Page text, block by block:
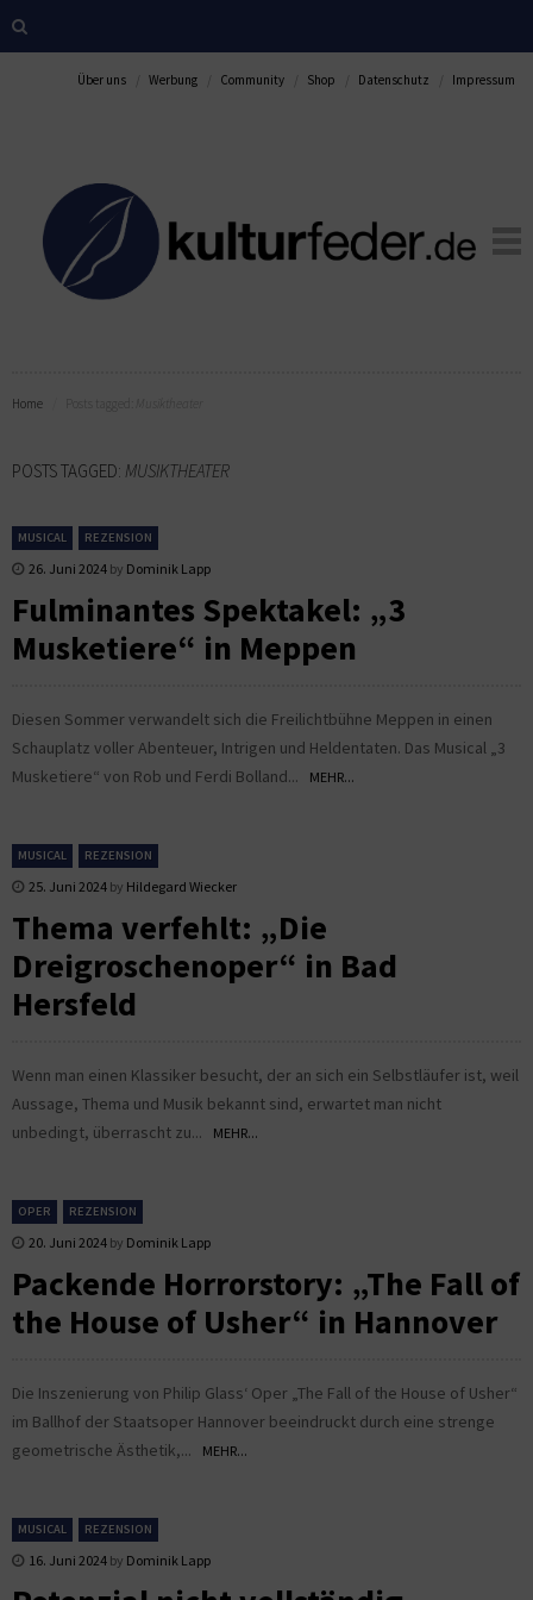
Über uns Werbung Community Shop Datenschutz Impressum
Home
POSTS TAGGED: MUSIKTHEATER
MUSICAL REZENSION
26. Juni 2024 by Dominik Lapp
Fulminantes Spektakel: „3
Musketiere“ in Meppen
Diesen Sommer verwandelt sich die Freilichtbühne Meppen in einen
Schauplatz voller Abenteuer, Intrigen und Heldentaten. Das Musical „3
Musketiere“ von Rob und Ferdi Bolland...
MEHR...
MUSICAL REZENSION
25. Juni 2024 by Hildegard Wiecker
Thema verfehlt: „Die
Dreigroschenoper“ in Bad
Hersfeld
Wenn man einen Klassiker besucht, der an sich ein Selbstläufer ist, weil
Aussage, Thema und Musik bekannt sind, erwartet man nicht
unbedingt, überrascht zu...
MEHR...
OPER REZENSION
20. Juni 2024 by Dominik Lapp
Packende Horrorstory: „The Fall of
the House of Usher“ in Hannover
Die Inszenierung von Philip Glass‘ Oper „The Fall of the House of Usher“
im Ballhof der Staatsoper Hannover beeindruckt durch eine strenge
geometrische Ästhetik,...
MEHR...
MUSICAL REZENSION
16. Juni 2024 by Dominik Lapp